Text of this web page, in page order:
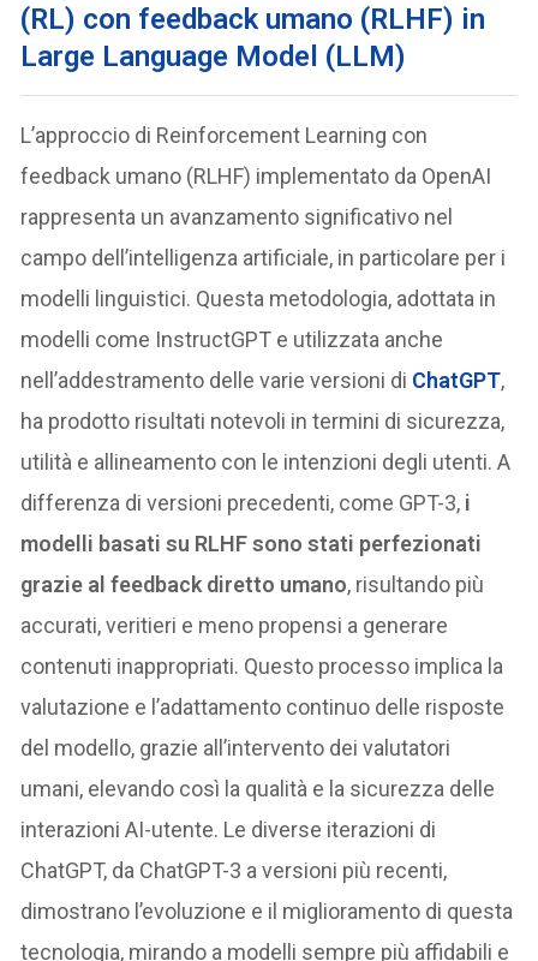
(RL) con feedback umano (RLHF) in
Large Language Model (LLM)
L’approccio di Reinforcement Learning con
feedback umano (RLHF) implementato da OpenAI
rappresenta un avanzamento significativo nel
campo dell’intelligenza artificiale, in particolare per i
modelli linguistici. Questa metodologia, adottata in
modelli come InstructGPT e utilizzata anche
nell’addestramento delle varie versioni di ChatGPT,
ha prodotto risultati notevoli in termini di sicurezza,
utilità e allineamento con le intenzioni degli utenti. A
differenza di versioni precedenti, come GPT-3, i
modelli basati su RLHF sono stati perfezionati
grazie al feedback diretto umano, risultando più
accurati, veritieri e meno propensi a generare
contenuti inappropriati. Questo processo implica la
valutazione e l’adattamento continuo delle risposte
del modello, grazie all’intervento dei valutatori
umani, elevando così la qualità e la sicurezza delle
interazioni AI-utente. Le diverse iterazioni di
ChatGPT, da ChatGPT-3 a versioni più recenti,
dimostrano l’evoluzione e il miglioramento di questa
tecnologia, mirando a modelli sempre più affidabili e